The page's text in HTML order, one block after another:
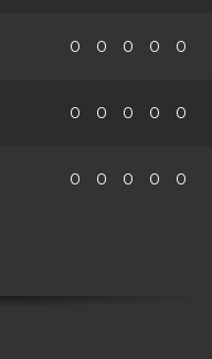
0 0 0 0 0
0 0 0 0 0
0 0 0 0 0